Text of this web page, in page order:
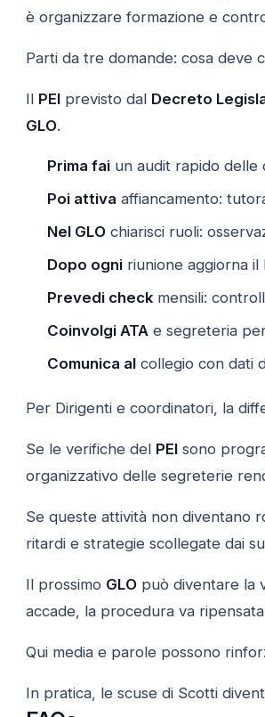
è organizzare formazione e
Parti da tre domande: cosa deve
Il PEIprevisto dal Decreto
GLO.
Prima faiun audit rapido delle
Poi attiva affiancamento:
Nel GLOchiarisci ruoli:
Dopo ogniriunione aggiorna il
Prevedi checkmensili:
Coinvolgi ATA e segreteria
Comunica alcollegio con dati
Per Dirigenti e coordinatori, la
Se le verifiche del PEIsono
organizzativo delle segreterie
Se queste attività non diventano
ritardi e strategie scollegate dai
Il prossimo GLOpuò diventare la
accade, la procedura va
Qui media e parole possono
In pratica, le scuse di Scotti